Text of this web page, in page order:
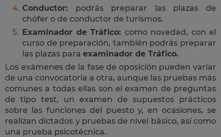
Conductor: podrás preparar las plazas de
chófer o de conductor de turismos.
Examinador de Tráfico: como novedad, con el
curso de preparación, también podrás preparar
las plazas para examinador de Tráfico.
Los exámenes de la fase de oposición pueden variar
de una convocatoria a otra, aunque las pruebas más
comunes a todas ellas son el examen de preguntas
de tipo test, un examen de supuestos prácticos
sobre las funciones del puesto y, en ocasiones, se
realizan dictados y pruebas de nivel básico, así como
una prueba psicotécnica.